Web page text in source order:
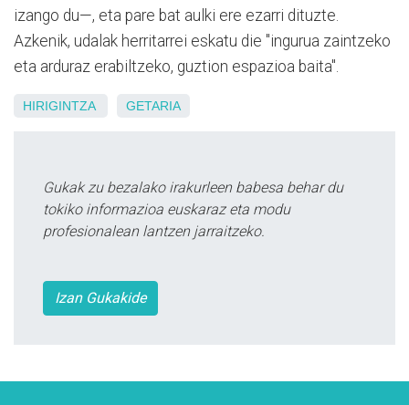
izango du—, eta pare bat aulki ere ezarri dituzte.
Azkenik, udalak herritarrei eskatu die "ingurua zaintzeko
eta arduraz erabiltzeko, guztion espazioa baita".
HIRIGINTZA GETARIA
Gukak zu bezalako irakurleen babesa behar du
tokiko informazioa euskaraz eta modu
profesionalean lantzen jarraitzeko.
Izan Gukakide